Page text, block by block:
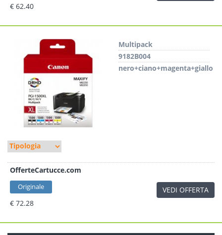
€ 62.40
Multipack
9182B004
nero+ciano+magenta+giallo
OfferteCartucce.com
Originale
€ 72.28
VEDI OFFERTA